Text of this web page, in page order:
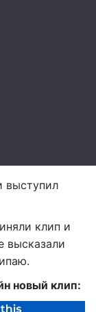
выступил
клип и
высказали
новый клип: